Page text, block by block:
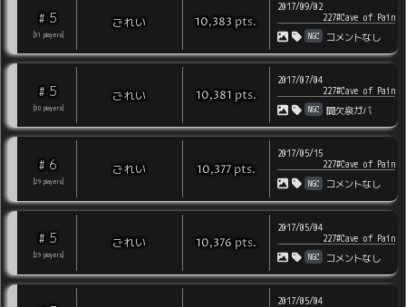
# 5
31 players
ごれい 10,383 pts.
2017/09/02
227#Cave of Pain
NGC コメントなし
# 5
30 players
ごれい 10,381 pts.
2017/07/04
227#Cave of Pain
NGC 間欠泉ガバ
# 6
29 players
ごれい 10,377 pts.
2017/05/15
227#Cave of Pain
NGC コメントなし
# 5
29 players
ごれい 10,376 pts.
2017/05/04
227#Cave of Pain
NGC コメントなし
2017/05/04